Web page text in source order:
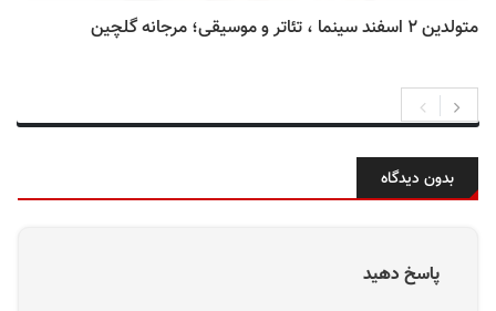
متولدین ۲ اسفند سینما ، تئاتر و موسیقی؛ مرجانه گلچین
بدون دیدگاه
پاسخ دهید